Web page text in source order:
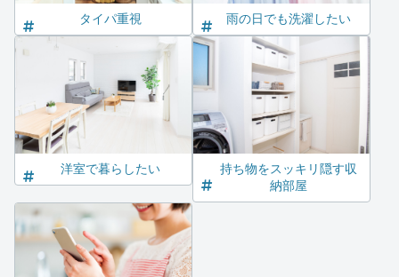
タイパ重視 雨の日でも洗濯したい
洋室で暮らしたい
持ち物をスッキリ隠す収
納部屋